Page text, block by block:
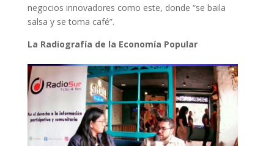
negocios innovadores como este, donde “se baila
salsa y se toma café”.
La Radiografía de la Economía Popular